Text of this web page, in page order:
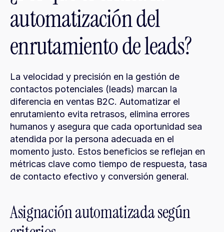
automatización del
enrutamiento de leads?
La velocidad y precisión en la gestión de
contactos potenciales (leads) marcan la
diferencia en ventas B2C. Automatizar el
enrutamiento evita retrasos, elimina errores
humanos y asegura que cada oportunidad sea
atendida por la persona adecuada en el
momento justo. Estos beneficios se reflejan en
métricas clave como tiempo de respuesta, tasa
de contacto efectivo y conversión general.
Asignación automatizada según